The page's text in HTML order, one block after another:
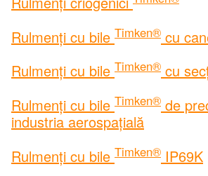
Rulmenți cu bile Timken® cu
Rulmenți cu bile Timken® cu
Rulmenți cu bile Timken® de
industria aerospațială
Rulmenți cu bile Timken® IP69K